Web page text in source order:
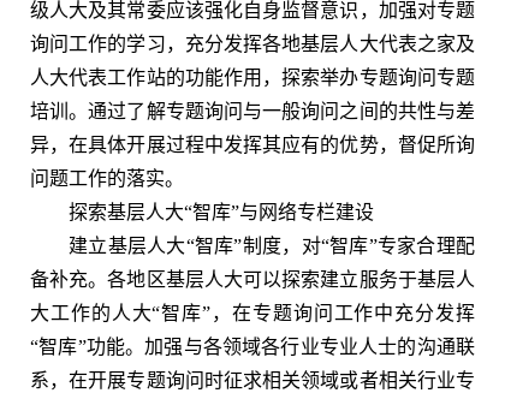
级人大及其常委应该强化自身监督意识，加强对专题
询问工作的学习，充分发挥各地基层人大代表之家及
人大代表工作站的功能作用，探索举办专题询问专题
培训。通过了解专题询问与一般询问之间的共性与差
异，在具体开展过程中发挥其应有的优势，督促所询
问题工作的落实。
探索基层人大“智库”与网络专栏建设
建立基层人大“智库”制度，对“智库”专家合理配
备补充。各地区基层人大可以探索建立服务于基层人
大工作的人大“智库”，在专题询问工作中充分发挥
“智库”功能。加强与各领域各行业专业人士的沟通联
系，在开展专题询问时征求相关领域或者相关行业专